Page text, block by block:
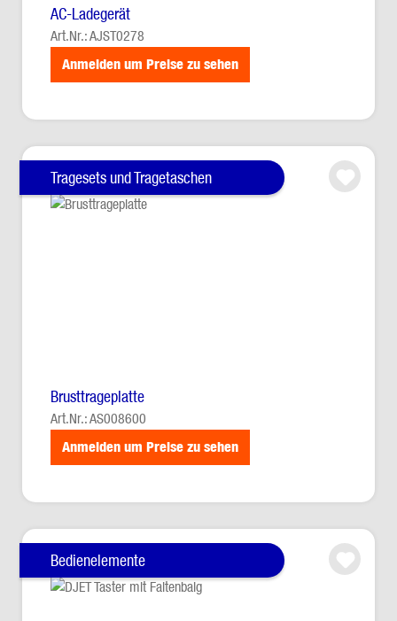
AC-Ladegerät
Art.Nr.: AJST0278
Anmelden um Preise zu sehen
Tragesets und Tragetaschen
Brusttrageplatte
Art.Nr.: AS008600
Anmelden um Preise zu sehen
Bedienelemente